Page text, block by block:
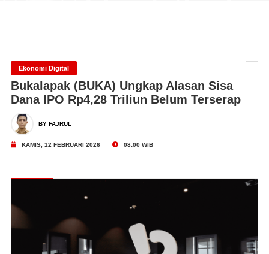
Ekonomi Digital
Bukalapak (BUKA) Ungkap Alasan Sisa
Dana IPO Rp4,28 Triliun Belum Terserap
BY FAJRUL
KAMIS, 12 FEBRUARI 2026 08:00 WIB